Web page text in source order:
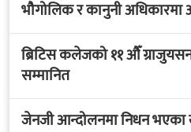
भौगोलिक र कानुनी
ब्रिटिस कलेजको ११ औँ
सम्मानित
जेनजी आन्दोलनमा निधन भएका